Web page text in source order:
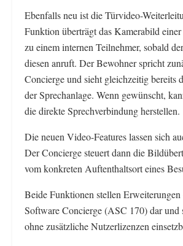
Ebenfalls neu ist die Türvideo-
Funktion überträgt das Kamerabild
zu einem internen Teilnehmer, sobald
diesen anruft. Der Bewohner spricht
Concierge und sieht gleichzeitig bereits
der Sprechanlage. Wenn gewünscht,
die direkte Sprechverbindung herstellen.
Die neuen Video-Features lassen sich
Der Concierge steuert dann die
vom konkreten Auftenthaltsort eines
Beide Funktionen stellen Erweiterungen
Software Concierge (ASC 170) dar und
ohne zusätzliche Nutzerlizenzen